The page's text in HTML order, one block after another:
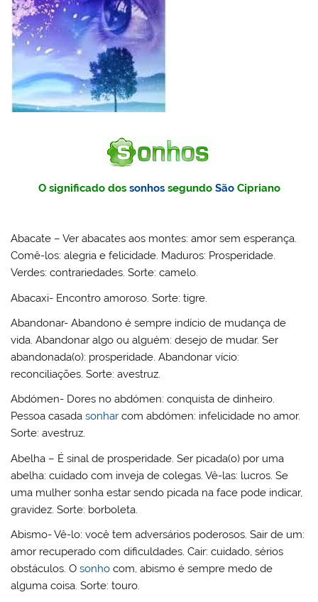
O significado dos sonhossegundo SãoCipriano
Abacate – Ver abacates aos montes: amor sem esperança.
Comê-los: alegria e felicidade. Maduros: Prosperidade.
Verdes: contrariedades. Sorte: camelo.
Abacaxi- Encontro amoroso. Sorte: tigre.
Abandonar- Abandono é sempre indício de mudança de
vida. Abandonar algo ou alguém: desejo de mudar. Ser
abandonada(o): prosperidade. Abandonar vício:
reconciliações. Sorte: avestruz.
Abdómen- Dores no abdómen: conquista de dinheiro.
Pessoa casadasonhar com abdómen: infelicidade no amor.
Sorte: avestruz.
Abelha – É sinal de prosperidade. Ser picada(o) por uma
abelha: cuidado com inveja de colegas. Vê-las: lucros. Se
uma mulher sonha estar sendo picada na face pode indicar,
gravidez. Sorte: borboleta.
Abismo- Vê-lo: você tem adversários poderosos. Sair de um:
amor recuperado com dificuldades. Cair: cuidado, sérios
obstáculos. Osonho com, abismo é sempre medo de
alguma coisa. Sorte: touro.